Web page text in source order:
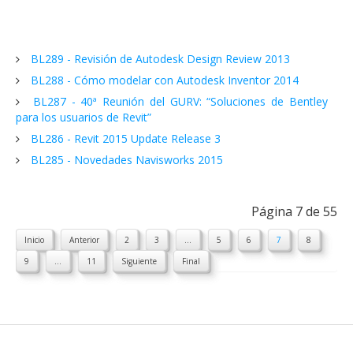
BL289 - Revisión de Autodesk Design Review 2013
BL288 - Cómo modelar con Autodesk Inventor 2014
BL287 - 40ª Reunión del GURV: “Soluciones de Bentley
para los usuarios de Revit”
BL286 - Revit 2015 Update Release 3
BL285 - Novedades Navisworks 2015
Página 7 de 55
Inicio Anterior 2 3 ... 5 6 7
8
9
... 11 Siguiente Final